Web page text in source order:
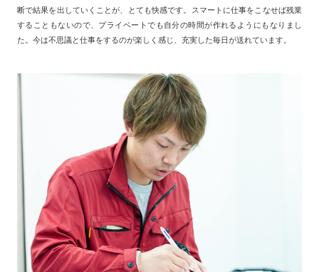
断で結果を出していくことが、とても快感です。スマートに仕事をこなせば残業
することもないので、プライベートでも自分の時間が作れるようにもなりまし
た。今は不思議と仕事をするのが楽しく感じ、充実した毎日が送れています。